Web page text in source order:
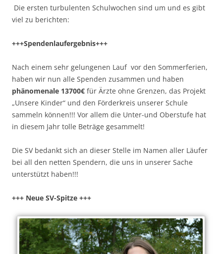
Die ersten turbulenten Schulwochen sind um und es gibt
viel zu berichten:
+++Spendenlaufergebnis+++
Nach einem sehr gelungenen Lauf vor den Sommerferien,
haben wir nun alle Spenden zusammen und haben
phänomenale 13700€ für Ärzte ohne Grenzen, das Projekt
„Unsere Kinder“ und den Förderkreis unserer Schule
sammeln können!!! Vor allem die Unter-und Oberstufe hat
in diesem Jahr tolle Beträge gesammelt!
Die SV bedankt sich an dieser Stelle im Namen aller Läufer
bei all den netten Spendern, die uns in unserer Sache
unterstützt haben!!!
+++ Neue SV-Spitze +++